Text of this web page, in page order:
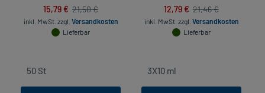
15,79 € 21,50 €
inkl. MwSt. zzgl. Versandkosten
Lieferbar
12,79 € 21,46 €
inkl. MwSt. zzgl. Versandkosten
Lieferbar